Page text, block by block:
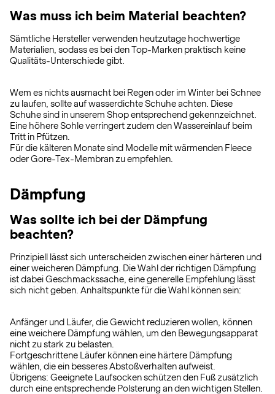
Was muss ich beim Material beachten?
Sämtliche Hersteller verwenden heutzutage hochwertige
Materialien, sodass es bei den Top-Marken praktisch keine
Qualitäts-Unterschiede gibt.
Wem es nichts ausmacht bei Regen oder im Winter bei Schnee
zu laufen, sollte auf wasserdichte Schuhe achten. Diese
Schuhe sind in unserem Shop entsprechend gekennzeichnet.
Eine höhere Sohle verringert zudem den Wassereinlauf beim
Tritt in Pfützen.
Für die kälteren Monate sind Modelle mit wärmenden Fleece
oder Gore-Tex-Membran zu empfehlen.
Dämpfung
Was sollte ich bei der Dämpfung
beachten?
Prinzipiell lässt sich unterscheiden zwischen einer härteren und
einer weicheren Dämpfung. Die Wahl der richtigen Dämpfung
ist dabei Geschmackssache, eine generelle Empfehlung lässt
sich nicht geben. Anhaltspunkte für die Wahl können sein:
Anfänger und Läufer, die Gewicht reduzieren wollen, können
eine weichere Dämpfung wählen, um den Bewegungsapparat
nicht zu stark zu belasten.
Fortgeschrittene Läufer können eine härtere Dämpfung
wählen, die ein besseres Abstoßverhalten aufweist.
Übrigens: Geeignete Laufsocken schützen den Fuß zusätzlich
durch eine entsprechende Polsterung an den wichtigen Stellen.